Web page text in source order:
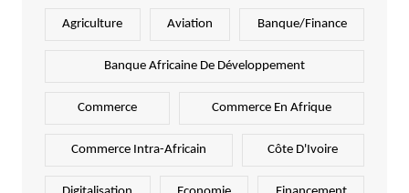
Agriculture Aviation Banque/Finance
Banque Africaine De Développement
Commerce Commerce En Afrique
Commerce Intra-Africain Côte D'Ivoire